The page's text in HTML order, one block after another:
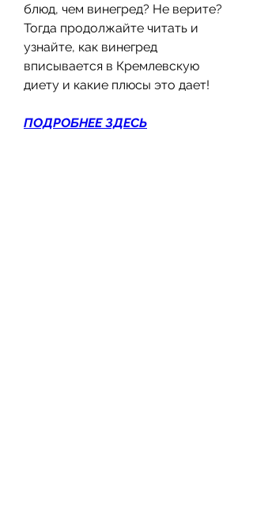
блюд, чем винегред? Не верите?
Тогда продолжайте читать и
узнайте, как винегред
вписывается в Кремлевскую
диету и какие плюсы это дает!
ПОДРОБНЕЕ ЗДЕСЬ